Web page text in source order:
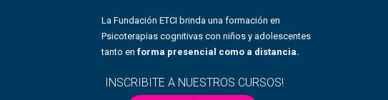
La Fundación ETCI brinda una formación en
Psicoterapias cognitivas con niños y adolescentes
tanto en forma presencial como a distancia.
INSCRIBITE A NUESTROS CURSOS!